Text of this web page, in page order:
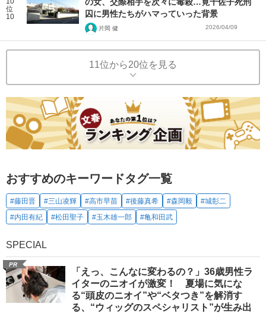
位
10
囚に男性たちがハマっていった背景
片岡 健 2026/04/09
11位から20位を見る
おすすめのキーワードタグ一覧
#藤田晋 #三山凌輝 #高市早苗 #後藤真希 #森岡毅
#城彰二
#内田有紀
#松田聖子 #玉木雄一郎 #亀和田武
SPECIAL
PR
「えっ、こんなに変わるの？」36歳男性ラ
イターのニオイが激変！ 夏場に気にな
る“頭皮のニオイ”や“ベタつき”を解消す
る、“ウィッグのスペシャリスト”が生み出